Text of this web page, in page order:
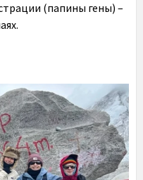
(папины гены) –